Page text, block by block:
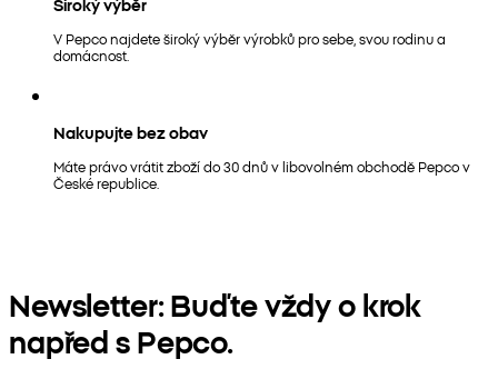
V Pepco najdete široký výběr výrobků pro sebe, svou rodinu a
domácnost.
Nakupujte bez obav
Máte právo vrátit zboží do 30 dnů v libovolném obchodě Pepco v
České republice.
Newsletter: Buďte vždy o krok
napřed s Pepco.